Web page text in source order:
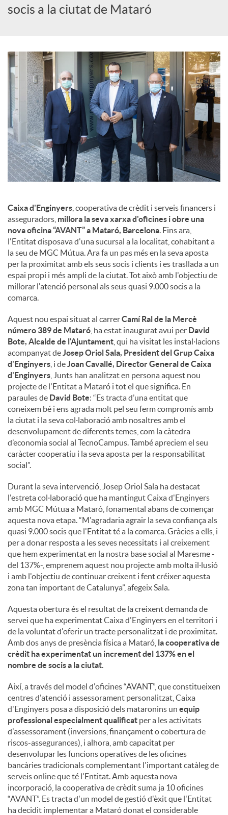
c
i
a
l
s
socis a la ciutat de Mataró
Caixa d'Enginyers , cooperativa de crèdit i serveis financers i
asseguradors, millora la seva xarxa d'oficines i obre una
nova oficina “AVANT” a Mataró, Barcelona . Fins ara,
l'Entitat disposava d'una sucursal a la localitat, cohabitant a
la seu de MGC Mútua. Ara fa un pas més en la seva aposta
per la proximitat amb els seus socis i clients i es trasllada a un
espai propi i més ampli de la ciutat. Tot això amb l'objectiu de
millorar l'atenció personal als seus quasi 9.000 socis a la
comarca.
Aquest nou espai situat al carrerCamí Ral de la Mercè
número 389 de Mataró , ha estat inaugurat avui per David
Bote, Alcalde de l'Ajuntament , qui ha visitat les instal·lacions
acompanyat de Josep Oriol Sala, President del Grup Caixa
d'Enginyers , i de Joan Cavallé, Director General de Caixa
d'Enginyers , Junts han analitzat en persona aquest nou
projecte de l'Entitat a Mataró i tot el que significa. En
paraules de David Bote: “Es tracta d’una entitat que
coneixem bé i ens agrada molt pel seu ferm compromís amb
la ciutat i la seva col·laboració amb nosaltres amb el
desenvolupament de diferents temes, com la càtedra
d’economia social al TecnoCampus. També apreciem el seu
caràcter cooperatiu i la seva aposta per la responsabilitat
social”.
Durant la seva intervenció, Josep Oriol Sala ha destacat
l'estreta col·laboració que ha mantingut Caixa d'Enginyers
amb MGC Mútua a Mataró, fonamental abans de començar
aquesta nova etapa. “M'agradaria agrair la seva confiança als
quasi 9.000 socis que l'Entitat té a la comarca. Gràcies a ells, i
per a donar resposta a les seves necessitats i al creixement
que hem experimentat en la nostra base social al Maresme -
del 137%-, emprenem aquest nou projecte amb molta il·lusió
i amb l'objectiu de continuar creixent i fent créixer aquesta
zona tan important de Catalunya”, afegeix Sala.
Aquesta obertura és el resultat de la creixent demanda de
servei que ha experimentat Caixa d'Enginyers en el territori i
de la voluntat d'oferir un tracte personalitzat i de proximitat.
Amb dos anys de presència física a Mataró, la cooperativa de
crèdit ha experimentat un increment del 137% en el
nombre de socis a la ciutat.
Així, a través del model d'oficines “AVANT”, que constitueixen
centres d'atenció i assessorament personalitzat, Caixa
d'Enginyers posa a disposició dels mataronins un equip
professional especialment qualificat per a les activitats
d'assessorament (inversions, finançament o cobertura de
riscos-assegurances), i alhora, amb capacitat per
desenvolupar les funcions operatives de les oficines
bancàries tradicionals complementant l'important catàleg de
serveis online que té l'Entitat. Amb aquesta nova
incorporació, la cooperativa de crèdit suma ja 10 oficines
“AVANT”. Es tracta d'un model de gestió d'èxit que l'Entitat
ha decidit implementar a Mataró donat el considerable